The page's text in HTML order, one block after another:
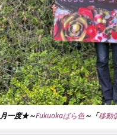
月一度★～Fukuokaばら色～「移動